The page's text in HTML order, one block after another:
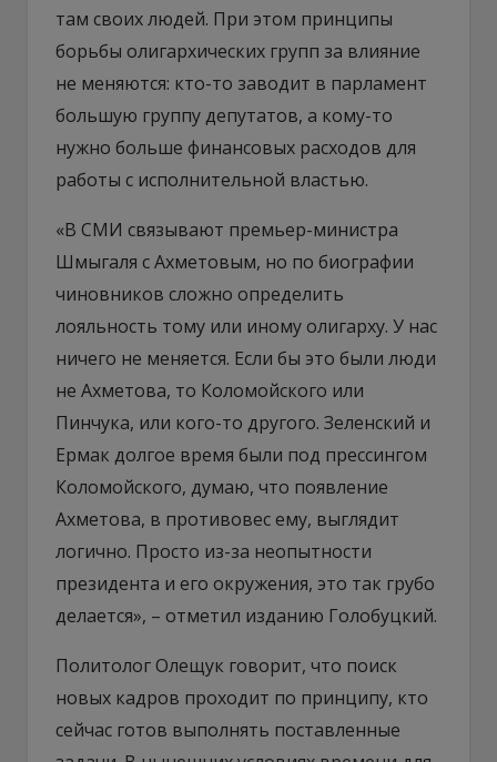
там своих людей. При этом принципы
борьбы олигархических групп за влияние
не меняются: кто-то заводит в парламент
большую группу депутатов, а кому-то
нужно больше финансовых расходов для
работы с исполнительной властью.
«В СМИ связывают премьер-министра
Шмыгаля с Ахметовым, но по биографии
чиновников сложно определить
лояльность тому или иному олигарху. У нас
ничего не меняется. Если бы это были люди
не Ахметова, то Коломойского или
Пинчука, или кого-то другого. Зеленский и
Ермак долгое время были под прессингом
Коломойского, думаю, что появление
Ахметова, в противовес ему, выглядит
логично. Просто из-за неопытности
президента и его окружения, это так грубо
делается», – отметил изданию Голобуцкий.
Политолог Олещук говорит, что поиск
новых кадров проходит по принципу, кто
сейчас готов выполнять поставленные